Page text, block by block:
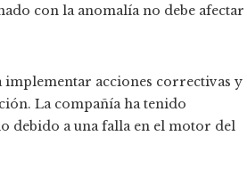
con la anomalía no debe afectar
implementar acciones correctivas y
La compañía ha tenido
debido a una falla en el motor del